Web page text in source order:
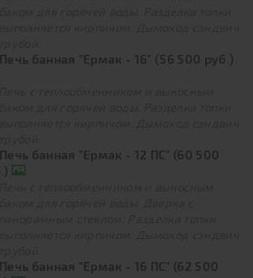
Печь банная "Ермак - 16" (56 500 руб.)
Печь банная "Ермак - 12 ПС" (60 500
Печь банная "Ермак - 16 ПС" (62 500